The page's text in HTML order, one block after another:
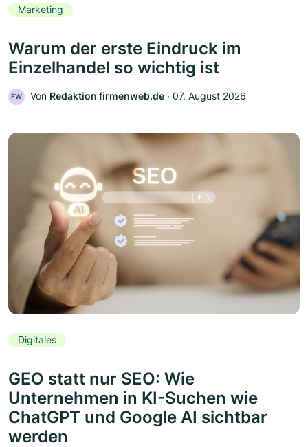
Marketing
Warum der erste Eindruck im
Einzelhandel so wichtig ist
FW Von Redaktion firmenweb.de ‧ 07. August 2026
Digitales
GEO statt nur SEO: Wie
Unternehmen in KI-Suchen wie
ChatGPT und Google AI sichtbar
werden